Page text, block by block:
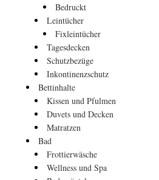
Bedruckt
Leintücher
Fixleintücher
Tagesdecken
Schutzbezüge
Inkontinenzschutz
Bettinhalte
Kissen und Pfulmen
Duvets und Decken
Matratzen
Bad
Frottierwäsche
Wellness und Spa